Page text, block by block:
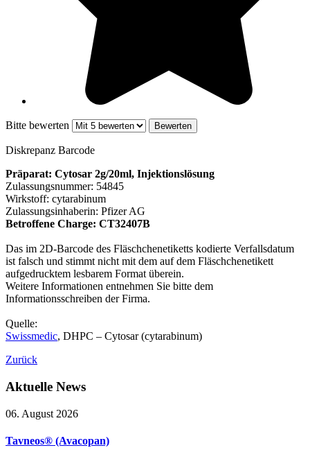
Bitte bewerten
Diskrepanz Barcode
Präparat: Cytosar 2g/20ml, Injektionslösung
Zulassungsnummer: 54845
Wirkstoff: cytarabinum
Zulassungsinhaberin: Pfizer AG
Betroffene Charge: CT32407B
Das im 2D-Barcode des Fläschchenetiketts kodierte Verfallsdatum
ist falsch und stimmt nicht mit dem auf dem Fläschchenetikett
aufgedrucktem lesbarem Format überein.
Weitere Informationen entnehmen Sie bitte dem
Informationsschreiben der Firma.
Quelle:
Swissmedic, DHPC – Cytosar (cytarabinum)
Zurück
Aktuelle News
06. August 2026
Tavneos® (Avacopan)